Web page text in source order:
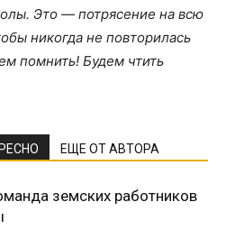
Это — потрясение на всю
никогда не повторилась
помнить! Будем чтить
ЕЩЕ ОТ АВТОРА
земских работников